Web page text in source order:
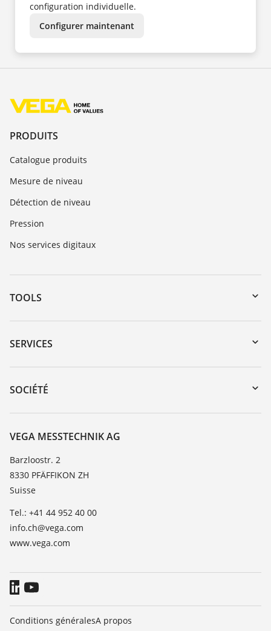
configuration individuelle.
Configurer maintenant
PRODUITS
Catalogue produits
Mesure de niveau
Détection de niveau
Pression
Nos services digitaux
TOOLS
Téléchargements
Recherche par numéro de série
DTM Collection/PACTware
SERVICES
Retour d'appareil
Formations
Liste de compatibilité chimique
TeamViewer
SOCIÉTÉ
À propos de VEGA
Contact
News
Presse
Blog
VEGA MESSTECHNIK AG
Barzloostr. 2
8330 PFÄFFIKON ZH
Suisse
Tel.: +41 44 952 40 00
info.ch@vega.com
www.vega.com
Conditions généralesA propos